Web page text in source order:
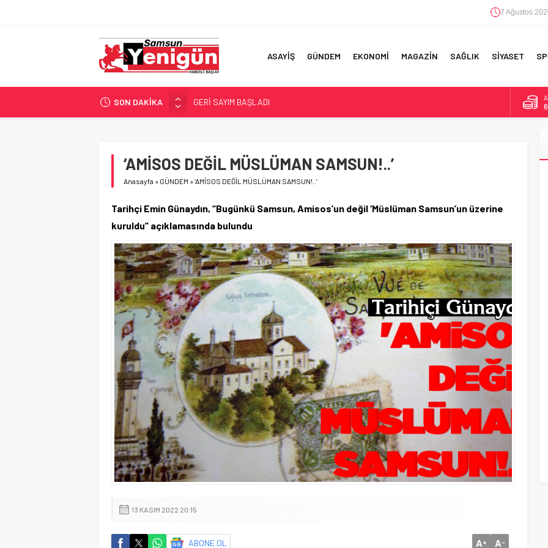
7 Ağustos
ASAYİŞ GÜNDEM EKONOMİ MAGAZİN SAĞLIK SİYASET
SON DAKİKA
GERİ SAYIM BAŞLADI
SAMSUNSPOR’DA HEDEF 5’İNCİLİK!
İŞTE FINDIK FİYATI!
YÖNETİCİ SEÇERKEN YAPILAN EN BÜYÜK HATALAR
‘AMİSOS DEĞİL MÜSLÜMAN SAMSUN!..’
Anasayfa » GÜNDEM »‘AMİSOS DEĞİL MÜSLÜMAN SAMSUN!..’
Tarihçi Emin Günaydın, “Bugünkü Samsun, Amisos’un değil ‘Müslüman Samsun’un üzerine
kuruldu” açıklamasında bulundu
13 KASIM 2022 20:15
ABONE OL A+ A-